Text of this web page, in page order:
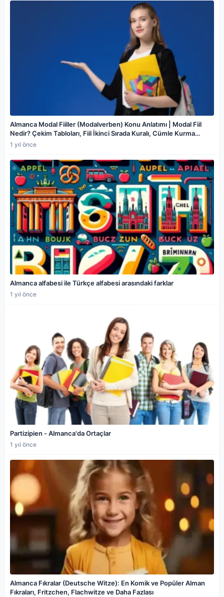
Almanca Modal Fiiller (Modalverben) Konu Anlatımı | Modal Fiil
Nedir? Çekim Tabloları, Fiil İkinci Sırada Kuralı, Cümle Kurma
Kuralları
1 yıl önce
Almanca alfabesi ile Türkçe alfabesi arasındaki farklar
1 yıl önce
Partizipien - Almanca'da Ortaçlar
1 yıl önce
Almanca Fıkralar (Deutsche Witze): En Komik ve Popüler Alman
Fıkraları, Fritzchen, Flachwitze ve Daha Fazlası